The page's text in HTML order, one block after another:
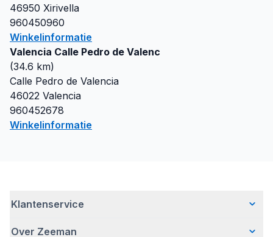
46950 Xirivella
960450960
Winkelinformatie
Valencia Calle Pedro de Valenc
(34.6 km)
Calle Pedro de Valencia
46022 Valencia
960452678
Winkelinformatie
Klantenservice
Veelgestelde vragen
Over Zeeman